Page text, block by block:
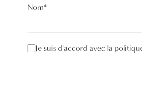
Nom*
Je suis d'accord avec la